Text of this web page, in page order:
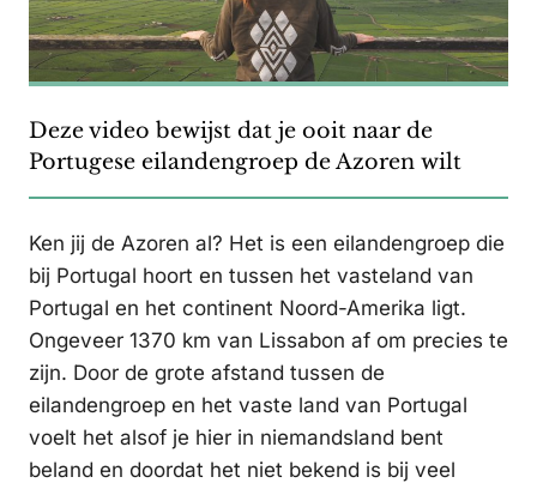
Deze video bewijst dat je ooit naar de
Portugese eilandengroep de Azoren wilt
Ken jij de Azoren al? Het is een eilandengroep die
bij Portugal hoort en tussen het vasteland van
Portugal en het continent Noord-Amerika ligt.
Ongeveer 1370 km van Lissabon af om precies te
zijn. Door de grote afstand tussen de
eilandengroep en het vaste land van Portugal
voelt het alsof je hier in niemandsland bent
beland en doordat het niet bekend is bij veel